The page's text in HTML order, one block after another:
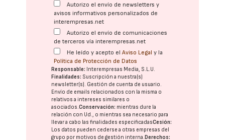
Autorizo el envío de newsletters y
avisos informativos personalizados de
interempresas.net
Autorizo el envío de comunicaciones
de terceros vía interempresas.net
He leído y acepto elAviso Legal y la
Política de Protección de Datos
Responsable: Interempresas Media, S.L.U.
Finalidades: Suscripción a nuestra(s)
newsletter(s). Gestión de cuenta de usuario.
Envío de emails relacionados con la misma o
relativos a intereses similares o
asociados.Conservación: mientras dure la
relación con Ud., o mientras sea necesario para
llevar a cabo las finalidades especificadasCesión:
Los datos pueden cederse a otras empresas del
grupo por motivos de gestión interna.Derechos: